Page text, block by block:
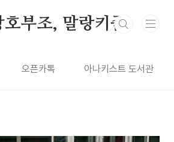
부조, 말랑키즘
오픈카톡 아나키스트 도서관